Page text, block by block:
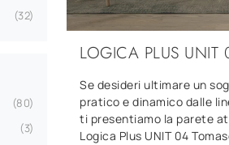
32
80
3
LOGICA PLUS UNIT
Se desideri ultimare un
pratico e dinamico dalle
ti presentiamo la parete
Logica Plus UNIT 04